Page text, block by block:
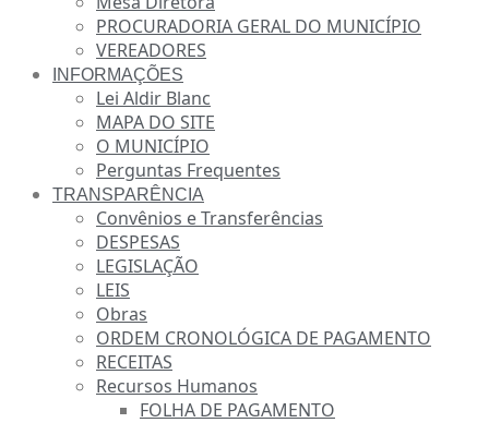
PROCURADORIA GERAL DO MUNICÍPIO
VEREADORES
INFORMAÇÕES
Lei Aldir Blanc
MAPA DO SITE
O MUNICÍPIO
Perguntas Frequentes
TRANSPARÊNCIA
Convênios e Transferências
DESPESAS
LEGISLAÇÃO
LEIS
Obras
ORDEM CRONOLÓGICA DE PAGAMENTO
RECEITAS
Recursos Humanos
FOLHA DE PAGAMENTO